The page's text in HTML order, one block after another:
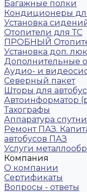
Багажные полки
Кондиционеры
Установка
Отопители для ТС
ПРОБНЫЙ
Установка доп.
Дополнительные
Аудио- и
Северный пакет
Шторы для
Автоинформатор
Тахографы
Аппаратура
Ремонт ПАЗ.
автобусов ПАЗ
Услуги
Компания
О компании
Сертификаты
Вопросы - ответы